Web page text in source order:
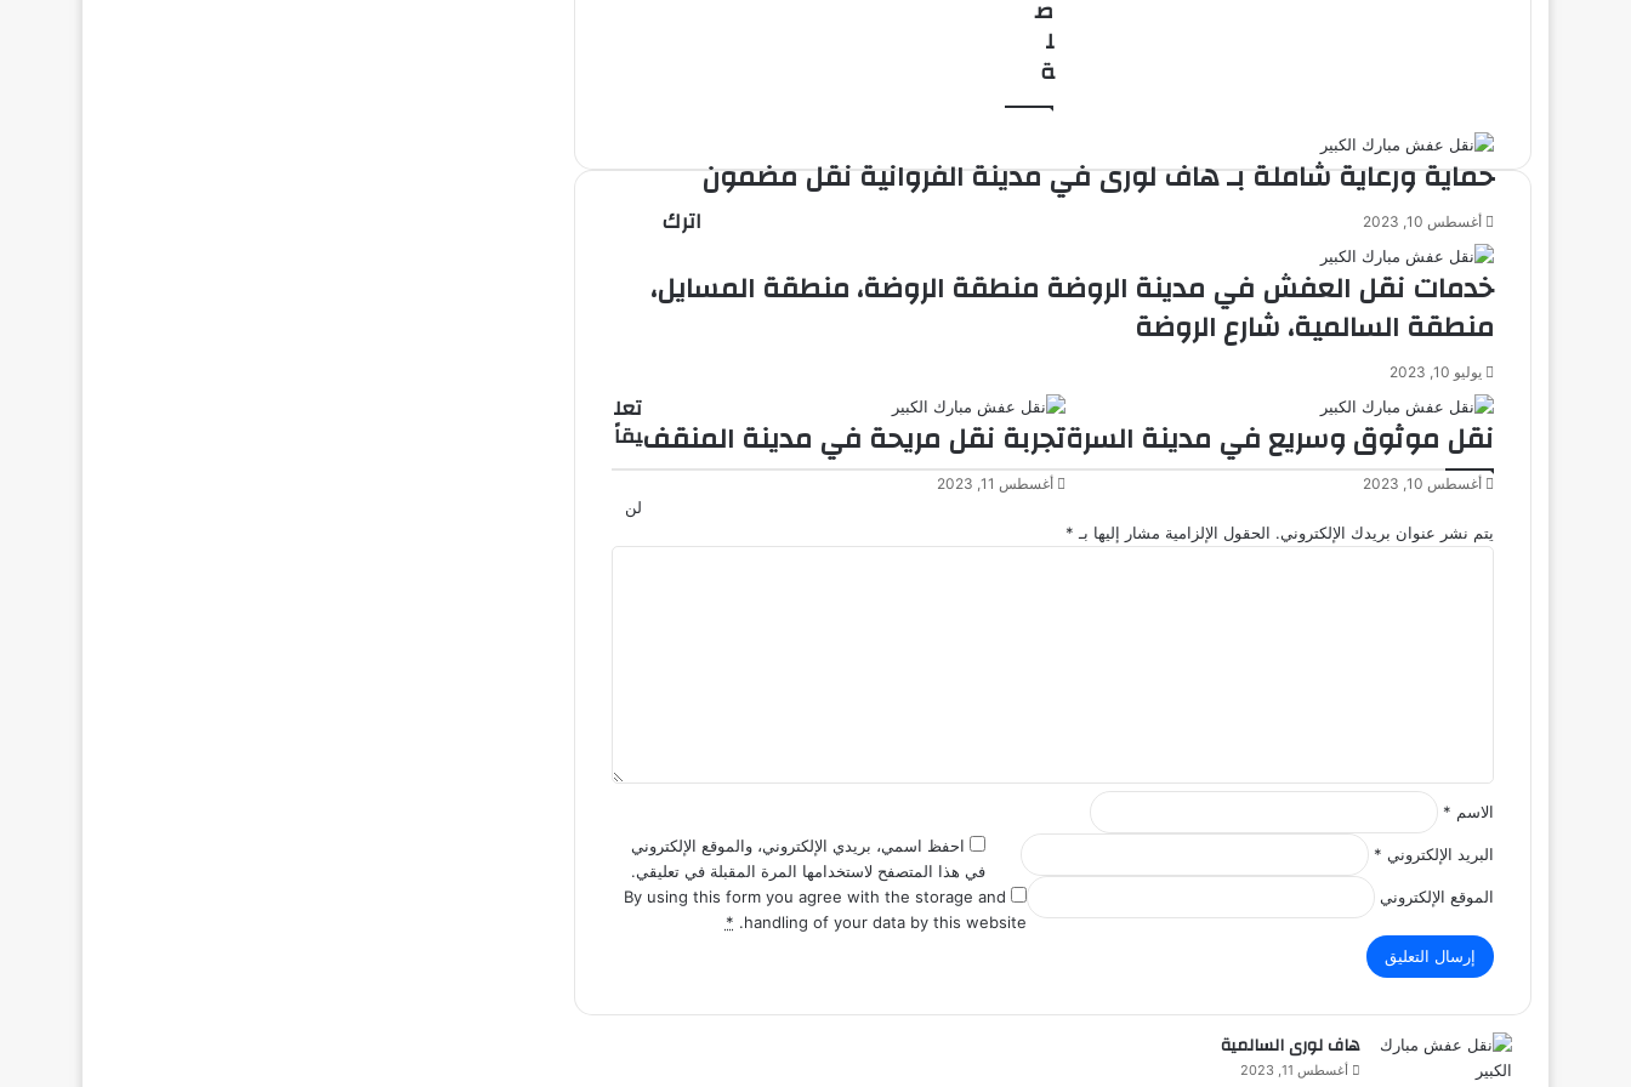
ص
ل
ة
حماية ورعاية شاملة بـ هاف لورى في مدينة الفروانية نقل مضمون
أغسطس 10, 2023
خدمات نقل العفش في مدينة الروضة منطقة الروضة، منطقة المسايل،
منطقة السالمية، شارع الروضة
يوليو 10, 2023
نقل موثوق وسريع في مدينة السرة
أغسطس 10, 2023
تجربة نقل مريحة في مدينة المنقف
أغسطس 11, 2023
اترك
تعل
يقاً
لن
يتم نشر عنوان بريدك الإلكتروني. الحقول الإلزامية مشار إليها بـ *
الاسم *
البريد الإلكتروني *
الموقع الإلكتروني
احفظ اسمي، بريدي الإلكتروني، والموقع الإلكتروني
في هذا المتصفح لاستخدامها المرة المقبلة في تعليقي.
By using this form you agree with the storage and
handling of your data by this website.
*
هاف لورى السالمية
أغسطس 11, 2023